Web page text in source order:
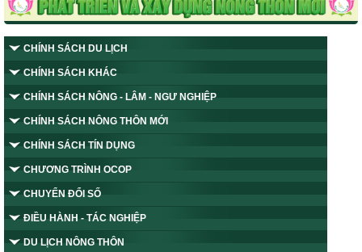
CHÍNH SÁCH DU LỊCH
CHÍNH SÁCH KHÁC
CHÍNH SÁCH NÔNG - LÂM - NGƯ NGHIỆP
CHÍNH SÁCH NÔNG THÔN MỚI
CHÍNH SÁCH TÍN DỤNG
CHƯƠNG TRÌNH OCOP
CHUYỂN ĐỔI SỐ
ĐIỀU HÀNH - TÁC NGHIỆP
DU LỊCH NÔNG THÔN